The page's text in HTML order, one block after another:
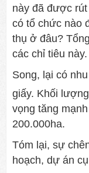
này đã được
có tổ chức nào
thụ ở đâu?
các chỉ tiêu này.
Song, lại có
giấy. Khối
vọng tăng
200.000ha.
Tóm lại, sự
hoạch, dự án